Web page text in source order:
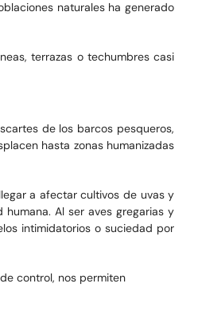
naturales ha generado
terrazas o techumbres casi
de los barcos pesqueros,
hasta zonas humanizadas
a afectar cultivos de uvas y
Al ser aves gregarias y
intimidatorios o suciedad por
control, nos permiten